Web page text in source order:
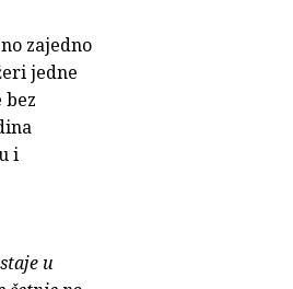
zajedno
jedne
bez
i
u